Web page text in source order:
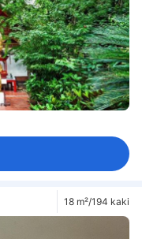
18 m²/194 kaki